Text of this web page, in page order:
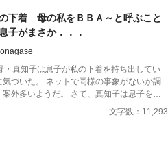
御曹司、天城 蓮だった。 昼間は生徒会
…ご主人様？ しかも、彼の命令はちょっと
じゃダメだろ？ ご主人
、メイドの大事な仕事だろ？」 手を握ら
、耳元で囁かれるたび、心臓がバクバクす
に、ひなたの体はどんどん反応してしまっ
ったり照れたりしながらも、次第に蓮に惹
くひなた。 だけど、彼にはまだ知られてい
「…ほんとは、ずっと前か
下着 母の私をＢＢＡ～と呼ぶこと
子がまさか．．．
・真知子は息子が私の下着を持ち出してい
気づいた。 ネットで同様の事象がないか調
ようだ。 さて、真知子は息子を問
？ それとも気づかないふりを続けてあげる
文字数：11,293